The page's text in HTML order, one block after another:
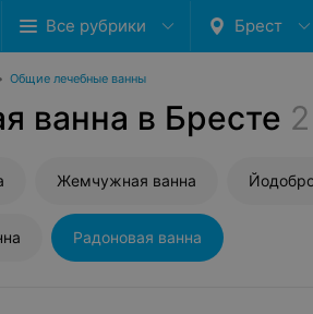
Все рубрики Брест
Общие лечебные ванны
ванна в Бресте 2
Жемчужная ванна
Радоновая ванна